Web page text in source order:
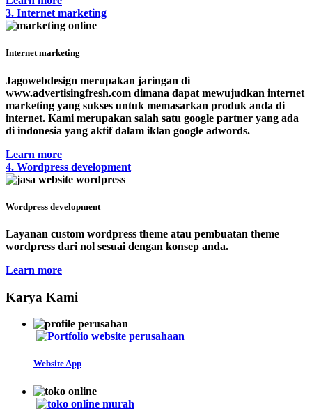
3. Internet marketing
Internet marketing
Jagowebdesign merupakan jaringan di
www.advertisingfresh.com dimana dapat mewujudkan internet
marketing yang sukses untuk memasarkan produk anda di
internet. Kami merupakan salah satu google partner yang ada
di indonesia yang aktif dalam iklan google adwords.
Learn more
4. Wordpress development
Wordpress development
Layanan custom wordpress theme atau pembuatan theme
wordpress dari nol sesuai dengan konsep anda.
Learn more
Karya Kami
Website App